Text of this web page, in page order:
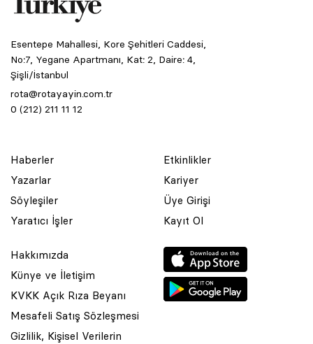
Esentepe Mahallesi, Kore Şehitleri Caddesi,
No:7, Yegane Apartmanı, Kat: 2, Daire: 4,
Şişli/İstanbul
rota@rotayayin.com.tr
0 (212) 211 11 12
Haberler
Yazarlar
Söyleşiler
Yaratıcı İşler
Etkinlikler
Kariyer
Üye Girişi
Kayıt Ol
Hakkımızda
Künye ve İletişim
KVKK Açık Rıza Beyanı
Mesafeli Satış Sözleşmesi
Gizlilik, Kişisel Verilerin